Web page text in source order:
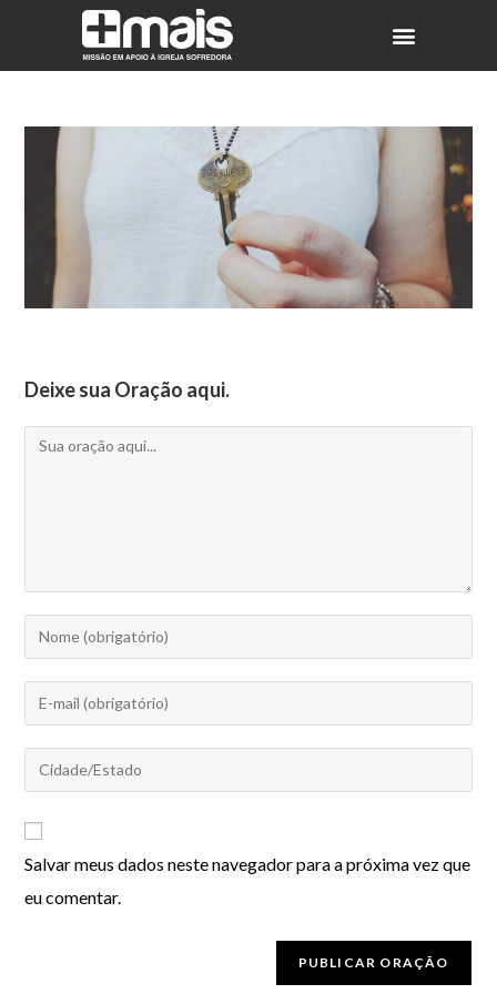
Deixe sua Oração aqui.
Salvar meus dados neste navegador para a próxima vez que
eu comentar.